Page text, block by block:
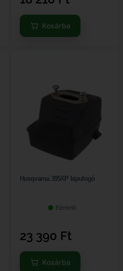
Kosárba
Husqvarna 395XP kipufogó
Elérhető
23 390 Ft
Kosárba